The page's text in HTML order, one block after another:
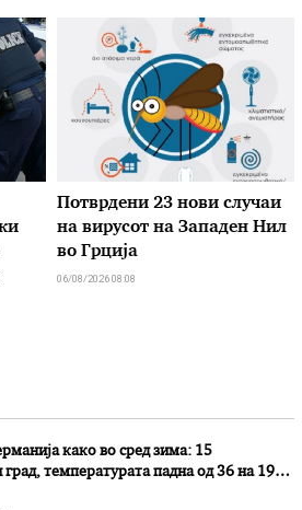
Потврдени 23 нови случаи
на вирусот на Западен Нил
во Грција
06/08/2026 08:08
како во сред зима: 15
град, температурата падна од 36 на 19